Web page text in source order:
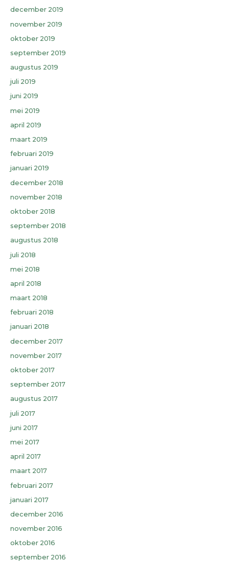
december 2019
november 2019
oktober 2019
september 2019
augustus 2019
juli 2019
juni 2019
mei 2019
april 2019
maart 2019
februari 2019
januari 2019
december 2018
november 2018
oktober 2018
september 2018
augustus 2018
juli 2018
mei 2018
april 2018
maart 2018
februari 2018
januari 2018
december 2017
november 2017
oktober 2017
september 2017
augustus 2017
juli 2017
juni 2017
mei 2017
april 2017
maart 2017
februari 2017
januari 2017
december 2016
november 2016
oktober 2016
september 2016